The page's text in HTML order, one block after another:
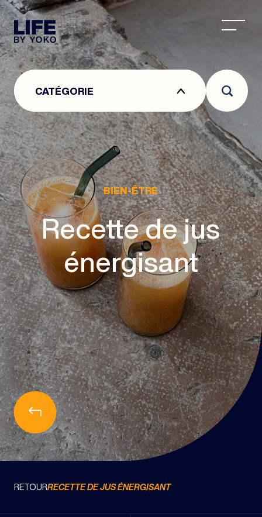
CENTRE ESTHÉTIQUE À LYON : CENTRE DE
CATÉGORIE
BIEN-ÊTRE
Recette de jus
énergisant
BLOG
RETOURRECETTE DE JUS ÉNERGISANT